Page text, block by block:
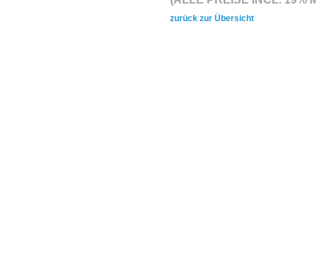
zurück zur Übersicht